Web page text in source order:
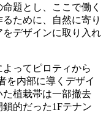
題とし、ここで働く
ために、自然に寄り
デザインに取り入れ
ってピロティから
を内部に導くデザイ
植栽帯は一部撤去
的だった1Fテナン